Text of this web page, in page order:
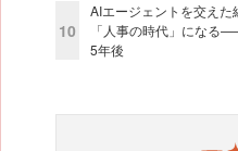
10
AIエージェントを交え
「人事の時代」になる
5年後